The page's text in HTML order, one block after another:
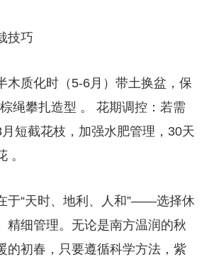
技巧
木质化时（5-6月）带土换盆，保
绳攀扎造型 。 ​​花期调控​​：若需
短截花枝，加强水肥管理，30天
。
于“天时、地利、人和”——选择休
精细管理。无论是南方温润的秋
的初春，只要遵循科学方法，紫